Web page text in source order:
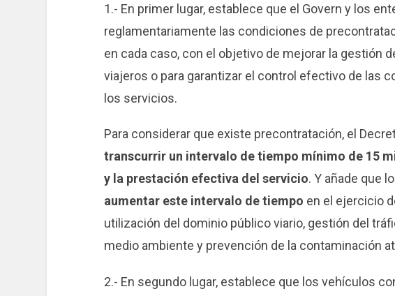
1.- En primer lugar, establece que el Govern y los
reglamentariamente las condiciones de
en cada caso, con el objetivo de mejorar la gestión
viajeros o para garantizar el control efectivo de las
los servicios.
Para considerar que existe precontratación, el
transcurrir un intervalo de tiempo mínimo de 15
y la prestación efectiva del servicio. Y añade que
aumentar este intervalo de tiempo en el ejercicio
utilización del dominio público viario, gestión del
medio ambiente y prevención de la contaminación
2.- En segundo lugar, establece que los vehículos